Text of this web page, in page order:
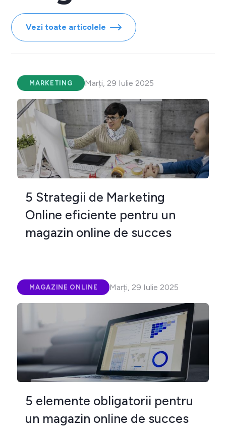
Vezi toate articolele
MARKETING Marți, 29 Iulie 2025
5 Strategii de Marketing
Online eficiente pentru un
magazin online de succes
MAGAZINE ONLINE Marți, 29 Iulie 2025
5 elemente obligatorii pentru
un magazin online de succes